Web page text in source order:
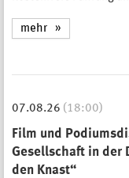
mehr
07.08.26 (18:00)
Film und
Gesellschaft in der
den Knast“